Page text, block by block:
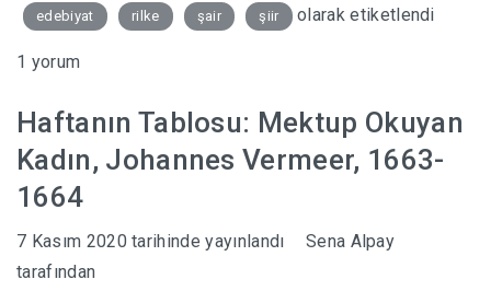
edebiyat rilke şair şiir olarak etiketlendi
1 yorum
Haftanın Tablosu: Mektup Okuyan
Kadın, Johannes Vermeer, 1663-
1664
7 Kasım 2020 tarihinde yayınlandı
Sena Alpay
tarafından